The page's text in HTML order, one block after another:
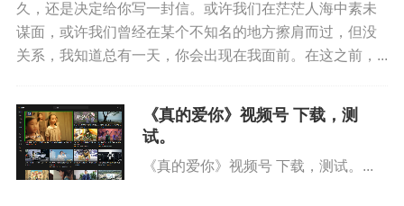
但等我下班的时候，我只看到天桥下一排排被堵着的车和
司机亮起的尾灯。
应该不是吧。
我想要的生活，是选择喜欢吃的食物，而不是用时最少的:
久，还是决定给你写一封信。或许我们在茫茫人海中素未
谋面，或许我们曾经在某个不知名的地方擦肩而过，但没
关系，我知道总有一天，你会出现在我面前。在这之前，...
《真的爱你》视频号 下载，测
试。
《真的爱你》视频号 下载，测试。...